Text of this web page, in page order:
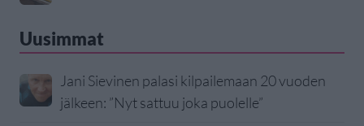
Uusimmat
Jani Sievinen palasi kilpailemaan 20 vuoden
jälkeen: ”Nyt sattuu joka puolelle”